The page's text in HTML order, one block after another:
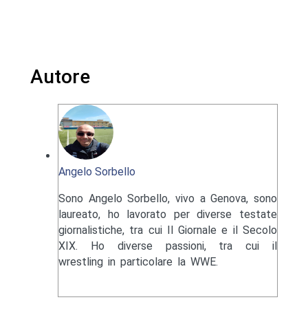
Autore
Angelo Sorbello
Sono Angelo Sorbello, vivo a Genova, sono
laureato, ho lavorato per diverse testate
giornalistiche, tra cui Il Giornale e il Secolo
XIX. Ho diverse passioni, tra cui il
wrestling in particolare la WWE.